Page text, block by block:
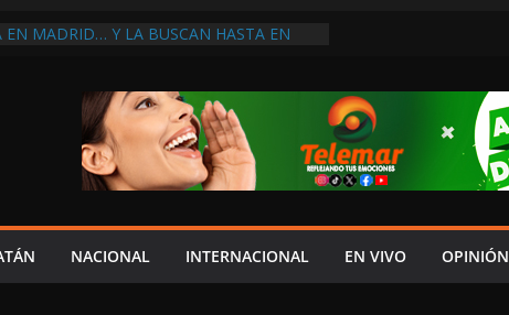
EN MADRID… Y LA BUSCAN HASTA EN
EN UNA DE LAS CADENAS DE ARTÍCULOS
DE EUROPA: MARCEL CARRILLO
SU PEOR MOMENTO: PAN; LA ECONOMÍA
CRECE LA INSEGURIDAD, NO HAY
CRÍTICOS SON CENSURADOS
EL TIEMPO”; INFRAESTRUCTURA
Y URGE MODERNIZARLA:
NACIONAL INTERNACIONAL EN VIVO OPINIÓN